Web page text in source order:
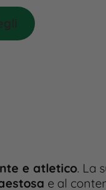
e atletico. La
e al